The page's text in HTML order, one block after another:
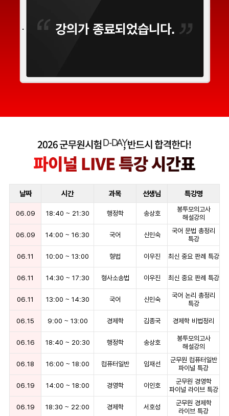
강의가 종료되었습니다.
D-DAY
날짜 시간 과목 선생님 특강명
06.09 18:40 ~ 21:30 행정학 송상호
봉투모의고사
해설강의
06.09 14:00 ~ 16:30 국어 신민숙
국어 문법 총정리
특강
06.11 10:00 ~ 13:00 형법 이우진 최신 중요 판례 특강
06.11 14:30 ~ 17:30 형사소송법 이우진 최신 중요 판례 특강
06.11 13:00 ~ 14:30 국어 신민숙
국어 논리 총정리
특강
06.15 9:00 ~ 13:00 경제학 김종국 경제학 비법정리
06.16 18:40 ~ 20:30 행정학 송상호
봉투모의고사
해설강의
06.18 16:00 ~ 18:00 컴퓨터일반 임재선
군무원 컴퓨터일반
파이널 특강
06.19 14:00 ~ 18:00 경영학 이인호
군무원 경영학
파이널 라이브 특강
06.19 18:30 ~ 22:00 경제학 서호성
군무원 경제학
라이브 특강